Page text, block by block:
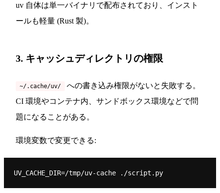
uv 自体は単一バイナリで配布されており、インスト
ールも軽量 (Rust 製)。
3. キャッシュディレクトリの権限
~/.cache/uv/
への書き込み権限がないと失敗する。
CI 環境やコンテナ内、サンドボックス環境などで問
題になることがある。
環境変数で変更できる:
UV_CACHE_DIR=/tmp/uv-cache ./script.py